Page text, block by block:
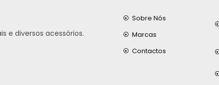
e diversos acessórios.
Sobre Nós
Marcas
Contactos